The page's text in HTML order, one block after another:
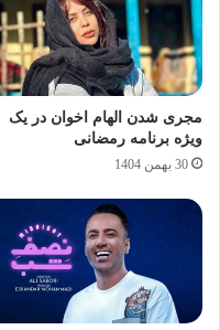
مجری شدن الهام اخوان در یک
ویژه‌ برنامه رمضانی
30 بهمن 1404